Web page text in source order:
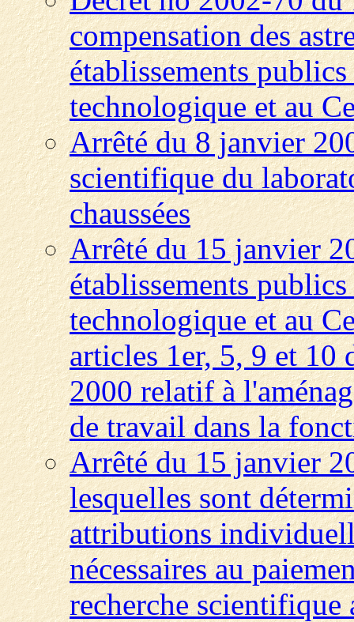
compensation des
établissements
technologique et au
Arrêté du 8 janvier
scientifique du
chaussées
Arrêté du 15 janvier
établissements
technologique et au
articles 1er, 5, 9 et 10
2000 relatif à
de travail dans la
Arrêté du 15 janvier
lesquelles sont
attributions
nécessaires au
recherche scientifique